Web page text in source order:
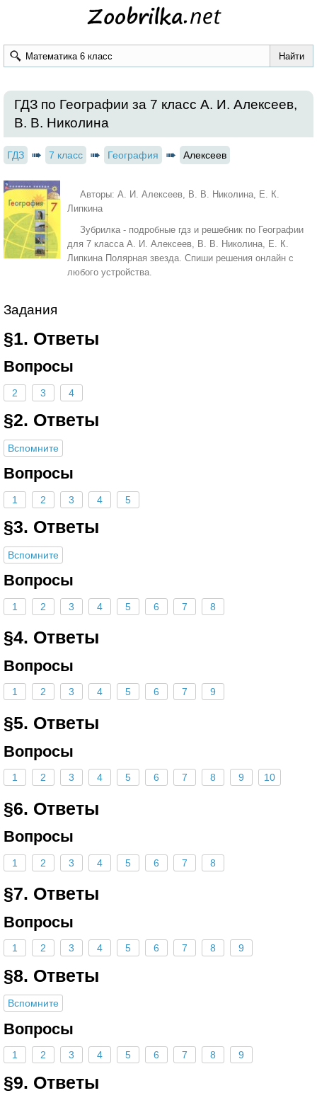
ГДЗ по Географии за 7 класс А. И. Алексеев,
В. В. Николина
ГДЗ 7 класс География Алексеев
Авторы: А. И. Алексеев, В. В. Николина, Е. К.
Липкина
Зубрилка - подробные гдз и решебник по Географии
для 7 класса А. И. Алексеев, В. В. Николина, Е. К.
Липкина Полярная звезда. Спиши решения онлайн с
любого устройства.
Задания
§1. Ответы
Вопросы
2 3 4
§2. Ответы
Вспомните
Вопросы
1 2 3 4 5
§3. Ответы
Вспомните
Вопросы
1 2 3 4 5 6 7 8
§4. Ответы
Вопросы
1 2 3 4 5 6 7 9
§5. Ответы
Вопросы
1 2 3 4 5 6 7 8 9 10
§6. Ответы
Вопросы
1 2 3 4 5 6 7 8
§7. Ответы
Вопросы
1 2 3 4 5 6 7 8 9
§8. Ответы
Вспомните
Вопросы
1 2 3 4 5 6 7 8 9
§9. Ответы